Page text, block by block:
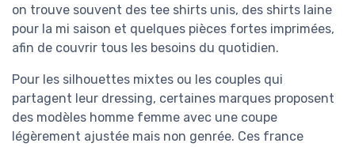
on trouve souvent des tee shirts unis, des shirts laine
pour la mi saison et quelques pièces fortes imprimées,
afin de couvrir tous les besoins du quotidien.
Pour les silhouettes mixtes ou les couples qui
partagent leur dressing, certaines marques proposent
des modèles homme femme avec une coupe
légèrement ajustée mais non genrée. Ces france